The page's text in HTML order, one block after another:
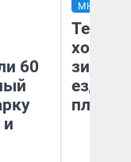
60
и
МНЕНИЕ
Тепло
зимой.
ездит
плюсы